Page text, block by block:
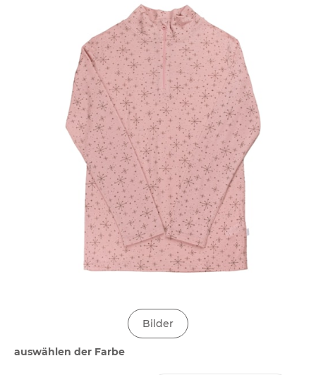
Bilder
auswählen der Farbe